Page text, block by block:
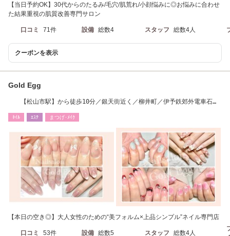
【当日予約OK】30代からのたるみ/毛穴/肌荒れ/小顔悩みに◎お悩みに合わせ
た結果重視の肌質改善専門サロン
口コミ 71件 設備 総数4 スタッフ 総数4人
クーポンを表示
Gold Egg
【松山市駅】から徒歩10分／銀天街近く／柳井町／伊予鉄郊外電車石手
ﾈｲﾙ ｴｽﾃ まつげ･ﾒｲｸ
【本日の空き◎】大人女性のための“美フォルム×上品シンプル”ネイル専門店
口コミ 53件 設備 総数5 スタッフ 総数4人